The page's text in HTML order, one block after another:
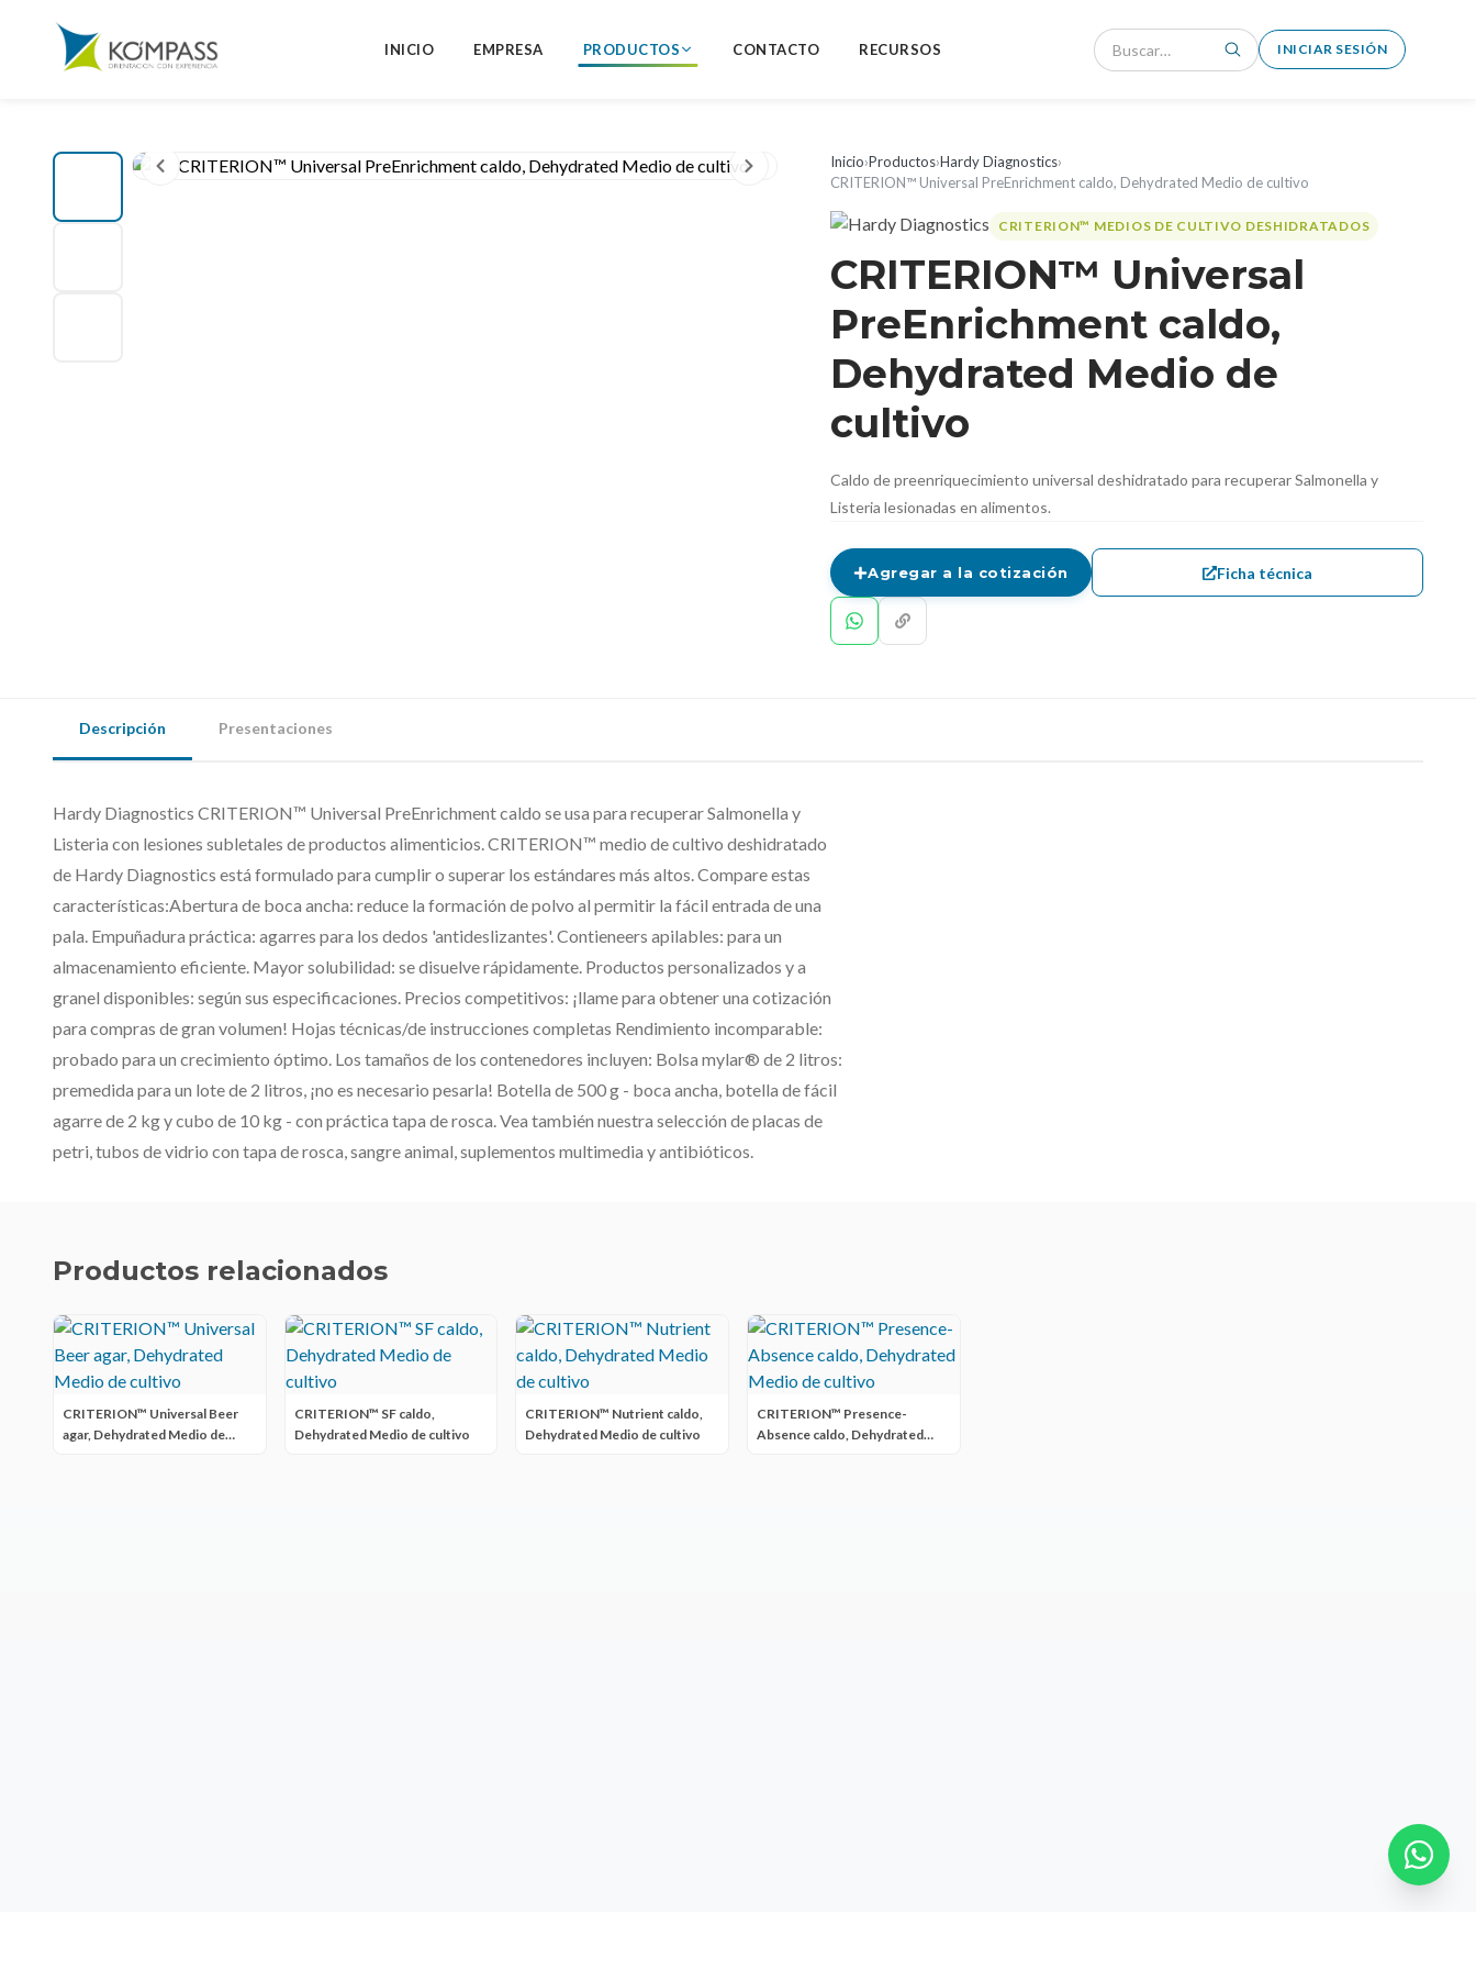
INICIO EMPRESA PRODUCTOS CONTACTO RECURSOS INICIAR SESIÓN
Inicio›Productos›Hardy Diagnostics›
CRITERION™ Universal PreEnrichment caldo, Dehydrated Medio de cultivo
CRITERION™ MEDIOS DE CULTIVO DESHIDRATADOS
CRITERION™ Universal
PreEnrichment caldo,
Dehydrated Medio de
cultivo
Caldo de preenriquecimiento universal deshidratado para recuperar Salmonella y
Listeria lesionadas en alimentos.
Agregar a la cotización Ficha técnica
Descripción Presentaciones
Hardy Diagnostics CRITERION™ Universal PreEnrichment caldo se usa para recuperar Salmonella y
Listeria con lesiones subletales de productos alimenticios. CRITERION™ medio de cultivo deshidratado
de Hardy Diagnostics está formulado para cumplir o superar los estándares más altos. Compare estas
características:Abertura de boca ancha: reduce la formación de polvo al permitir la fácil entrada de una
pala. Empuñadura práctica: agarres para los dedos 'antideslizantes'. Contieneers apilables: para un
almacenamiento eficiente. Mayor solubilidad: se disuelve rápidamente. Productos personalizados y a
granel disponibles: según sus especificaciones. Precios competitivos: ¡llame para obtener una cotización
para compras de gran volumen! Hojas técnicas/de instrucciones completas Rendimiento incomparable:
probado para un crecimiento óptimo. Los tamaños de los contenedores incluyen: Bolsa mylar® de 2 litros:
premedida para un lote de 2 litros, ¡no es necesario pesarla! Botella de 500 g - boca ancha, botella de fácil
agarre de 2 kg y cubo de 10 kg - con práctica tapa de rosca. Vea también nuestra selección de placas de
petri, tubos de vidrio con tapa de rosca, sangre animal, suplementos multimedia y antibióticos.
Productos relacionados
CRITERION™ Universal Beer
agar, Dehydrated Medio de
CRITERION™ SF caldo,
Dehydrated Medio de cultivo
CRITERION™ Nutrient caldo,
Dehydrated Medio de cultivo
CRITERION™ Presence-
Absence caldo, Dehydrated